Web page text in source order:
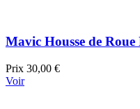
Mavic Housse de Roue
Prix 30,00 €
Voir